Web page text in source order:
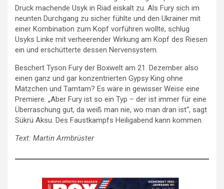
Druck machende Usyk in Riad eiskalt zu. Als Fury sich im
neunten Durchgang zu sicher fühlte und den Ukrainer mit
einer Kombination zum Kopf vorführen wollte, schlug
Usyks Linke mit verheerender Wirkung am Kopf des Riesen
ein und erschütterte dessen Nervensystem.
Beschert Tyson Fury der Boxwelt am 21. Dezember also
einen ganz und gar konzentrierten Gypsy King ohne
Mätzchen und Tamtam? Es wäre in gewisser Weise eine
Premiere. „Aber Fury ist so ein Typ – der ist immer für eine
Überraschung gut, da weiß man nie, wo man dran ist“, sagt
Sükrü Aksu. Des Faustkampfs Heiligabend kann kommen.
Text: Martin Armbrüster